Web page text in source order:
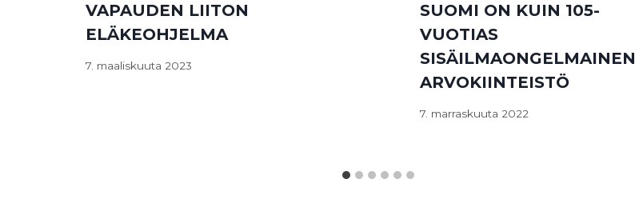
VAPAUDEN LIITON
ELÄKEOHJELMA
7. maaliskuuta 2023
SUOMI ON KUIN 105-
VUOTIAS
SISÄILMAONGELMAINEN
ARVOKIINTEISTÖ
7. marraskuuta 2022